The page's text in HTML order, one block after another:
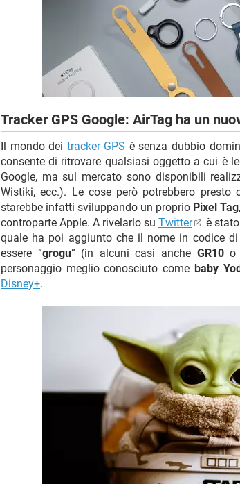
Tracker GPS Google: AirTag ha un
Il mondo dei tracker GPS è senza dubbio
consente di ritrovare qualsiasi oggetto a cui è
Google, ma sul mercato sono disponibili
Wistiki, ecc.). Le cose però potrebbero presto
starebbe infatti sviluppando un proprio Pixel Tag
controparte Apple. A rivelarlo su Twitter è
quale ha poi aggiunto che il nome in codice di
essere “grogu” (in alcuni casi anche GR10o
personaggio meglio conosciuto come baby
Disney+.